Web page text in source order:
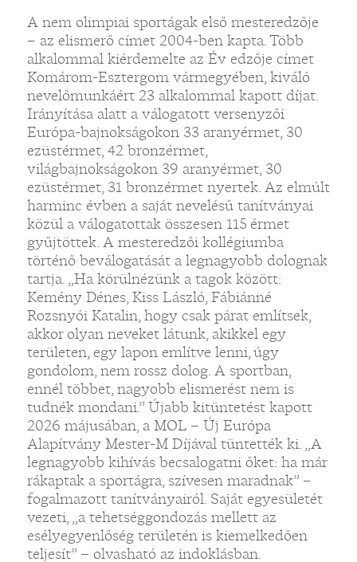
A nem olimpiai sportágak első mesteredzője
– az elismerő címet 2004-ben kapta. Több
alkalommal kiérdemelte az Év edzője címet
Komárom-Esztergom vármegyében, kiváló
nevelőmunkáért 23 alkalommal kapott díjat.
Irányítása alatt a válogatott versenyzői
Európa-bajnokságokon 33 aranyérmet, 30
ezüstérmet, 42 bronzérmet,
világbajnokságokon 39 aranyérmet, 30
ezüstérmet, 31 bronzérmet nyertek. Az elmúlt
harminc évben a saját nevelésű tanítványai
közül a válogatottak összesen 115 érmet
gyűjtöttek. A mesteredzői kollégiumba
történő beválogatását a legnagyobb dolognak
tartja. „Ha körülnézünk a tagok között:
Kemény Dénes, Kiss László, Fábiánné
Rozsnyói Katalin, hogy csak párat említsek,
akkor olyan neveket látunk, akikkel egy
területen, egy lapon említve lenni, úgy
gondolom, nem rossz dolog. A sportban,
ennél többet, nagyobb elismerést nem is
tudnék mondani.” Újabb kitüntetést kapott
2026 májusában, a MOL – Új Európa
Alapítvány Mester-M Díjával tüntették ki. „A
legnagyobb kihívás becsalogatni őket: ha már
rákaptak a sportágra, szívesen maradnak” –
fogalmazott tanítványairól. Saját egyesületét
vezeti, „a tehetséggondozás mellett az
esélyegyenlőség területén is kiemelkedően
teljesít” – olvasható az indoklásban.